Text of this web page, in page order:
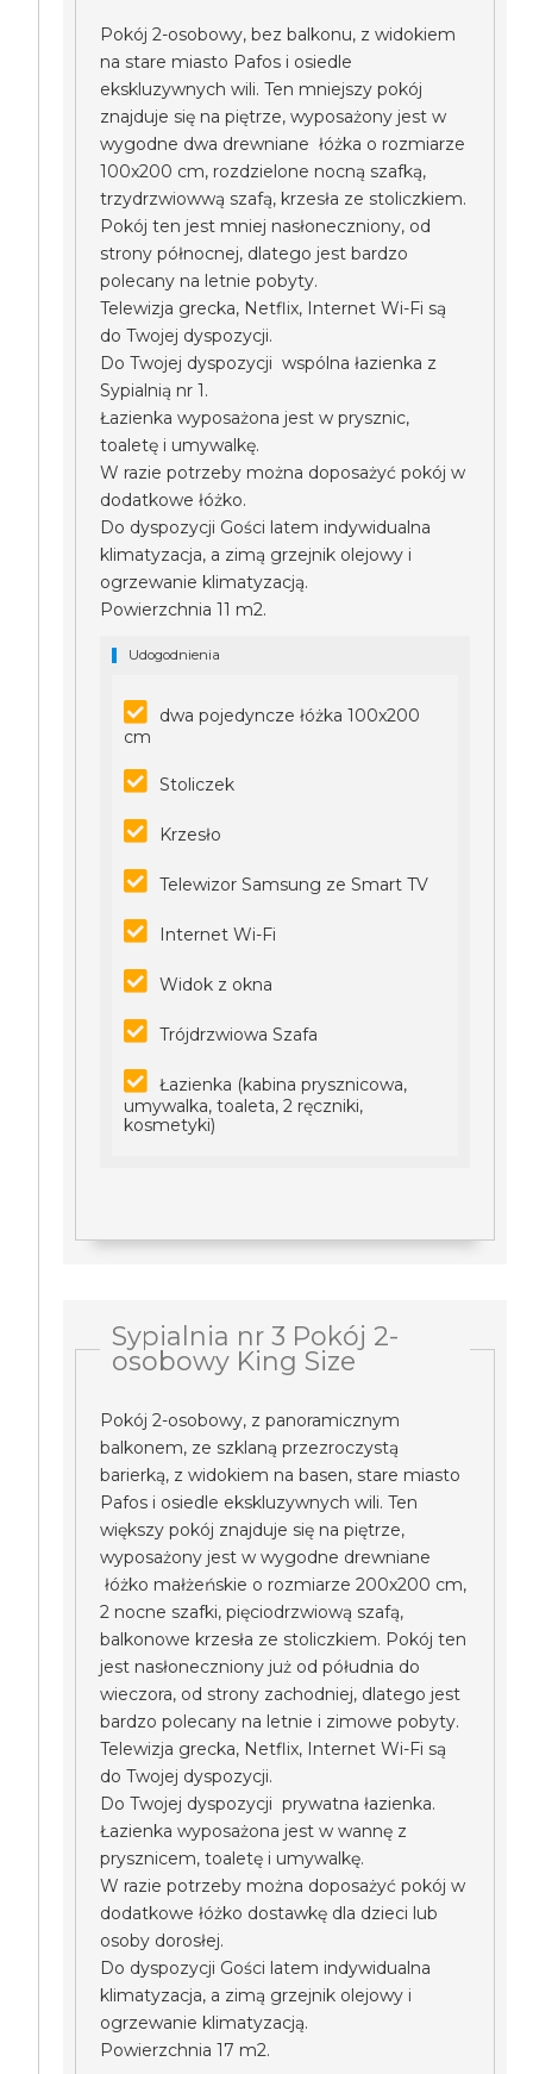
Pokój 2-osobowy, bez balkonu, z widokiem
na stare miasto Pafos i osiedle
ekskluzywnych wili. Ten mniejszy pokój
znajduje się na piętrze, wyposażony jest w
wygodne dwa drewniane łóżka o rozmiarze
100x200 cm, rozdzielone nocną szafką,
trzydrzwiowwą szafą, krzesła ze stoliczkiem.
Pokój ten jest mniej nasłoneczniony, od
strony północnej, dlatego jest bardzo
polecany na letnie pobyty.
Telewizja grecka, Netflix, Internet Wi-Fi są
do Twojej dyspozycji.
Do Twojej dyspozycji wspólna łazienka z
Sypialnią nr 1.
Łazienka wyposażona jest w prysznic,
toaletę i umywalkę.
W razie potrzeby można doposażyć pokój w
dodatkowe łóżko.
Do dyspozycji Gości latem indywidualna
klimatyzacja, a zimą grzejnik olejowy i
ogrzewanie klimatyzacją.
Powierzchnia 11 m2.
Udogodnienia
dwa pojedyncze łóżka 100x200
cm
Stoliczek
Krzesło
Telewizor Samsung ze Smart TV
Internet Wi-Fi
Widok z okna
Trójdrzwiowa Szafa
Łazienka (kabina prysznicowa,
umywalka, toaleta, 2 ręczniki,
kosmetyki)
Sypialnia nr 3 Pokój 2-
osobowy King Size
Pokój 2-osobowy, z panoramicznym
balkonem, ze szklaną przezroczystą
barierką, z widokiem na basen, stare miasto
Pafos i osiedle ekskluzywnych wili. Ten
większy pokój znajduje się na piętrze,
wyposażony jest w wygodne drewniane
łóżko małżeńskie o rozmiarze 200x200 cm,
2 nocne szafki, pięciodrzwiową szafą,
balkonowe krzesła ze stoliczkiem. Pokój ten
jest nasłoneczniony już od półudnia do
wieczora, od strony zachodniej, dlatego jest
bardzo polecany na letnie i zimowe pobyty.
Telewizja grecka, Netflix, Internet Wi-Fi są
do Twojej dyspozycji.
Do Twojej dyspozycji prywatna łazienka.
Łazienka wyposażona jest w wannę z
prysznicem, toaletę i umywalkę.
W razie potrzeby można doposażyć pokój w
dodatkowe łóżko dostawkę dla dzieci lub
osoby dorosłej.
Do dyspozycji Gości latem indywidualna
klimatyzacja, a zimą grzejnik olejowy i
ogrzewanie klimatyzacją.
Powierzchnia 17 m2.